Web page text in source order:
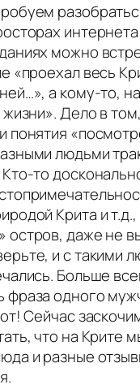
можно
«проехал весь
а кому-то,
жизни». Дело в том,
понятия
людьми
то
Крита и т.д.,
остров, даже не
и с такими
Больше
фраза одного
Сейчас
что на Крите
и разные